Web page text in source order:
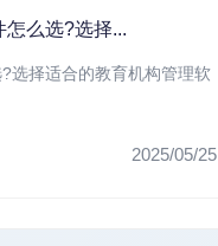
么选?选择...
选择适合的教育机构管理软
2025/05/25